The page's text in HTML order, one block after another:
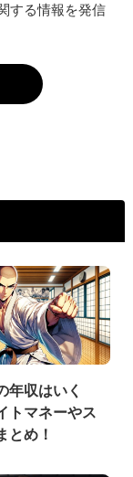
する情報を発信
年収はいく
トマネーやス
とめ！